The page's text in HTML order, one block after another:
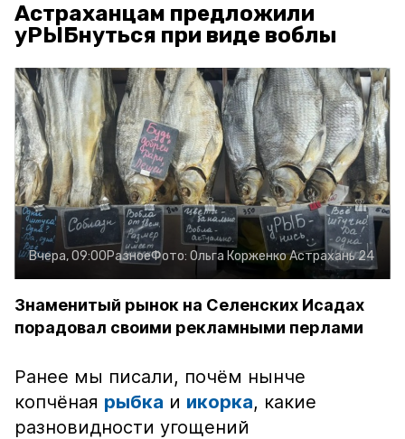
Астраханцам предложили
уРЫБнуться при виде воблы
Вчера, 09:00РазноеФото: Ольга КорженкоАстрахань 24
Знаменитый рынок на Селенских Исадах
порадовал своими рекламными перлами
Ранее мы писали, почём нынче
копчёная рыбка и икорка, какие
разновидности угощений